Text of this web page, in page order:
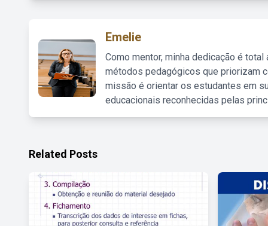
Emelie
Como mentor, minha dedicação é
métodos pedagógicos que priorizam
missão é orientar os estudantes em
educacionais reconhecidas pelas
Related Posts